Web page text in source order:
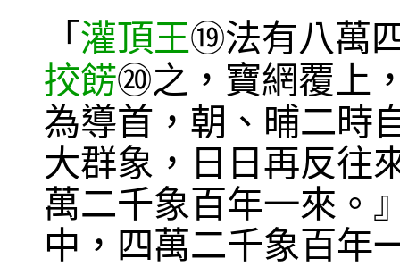
「 灌頂王⑲法有八萬
挍餝⑳之，寶網覆上
為導首，朝、晡二時
大群象，日日再反往
萬二千象百年一來。
中，四萬二千象百年